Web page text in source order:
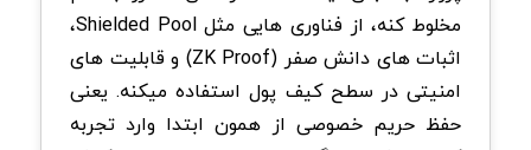
مخلوط کنه، از فناوری هایی مثل Shielded Pool،
اثبات های دانش صفر (ZK Proof) و قابلیت های
امنیتی در سطح کیف پول استفاده میکنه. یعنی
حفظ حریم خصوصی از همون ابتدا وارد تجربه